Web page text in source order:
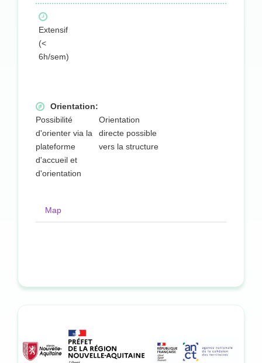
Extensif
(<
6h/sem)
Orientation:
Possibilité
d'orienter via la
plateforme
d'accueil et
d'orientation
Orientation
directe possible
vers la structure
Map